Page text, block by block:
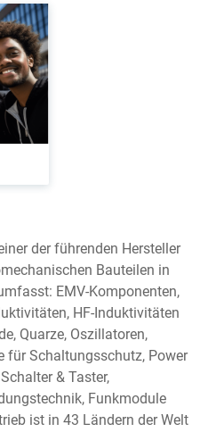
der führenden Hersteller
Bauteilen in
EMV-Komponenten,
HF-Induktivitäten
Quarze, Oszillatoren,
für Schaltungsschutz, Power
& Taster,
Funkmodule
ist in 43 Ländern der Welt